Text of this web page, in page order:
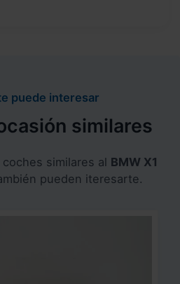
puede interesar
similares
similares al BMW X1
pueden iteresarte.